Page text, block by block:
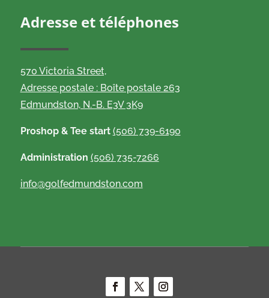
Adresse et téléphones
570 Victoria Street,
Adresse postale : Boîte postale 263
Edmundston, N.-B. E3V 3K9
Proshop & Tee start (506) 739-6190
Administration (506) 735-7266
info@golfedmundston.com